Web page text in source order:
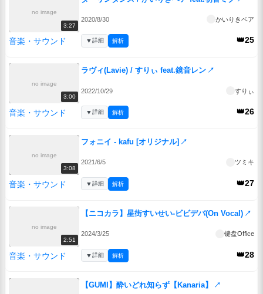
no image
3:27
2020/8/30 かいりきベア
音楽・サウンド 👑25
▼詳細 解析
no image
3:00
ラヴィ(Lavie) / すりぃ feat.鏡音レン ↗
2022/10/29 すりぃ
音楽・サウンド 👑26
▼詳細 解析
no image
3:08
フォニイ - kafu [オリジナル] ↗
2021/6/5 ツミキ
音楽・サウンド 👑27
▼詳細 解析
no image
2:51
【ニコカラ】星街すいせい-ビビデバ(On Vocal) ↗
2024/3/25 键盘Office
音楽・サウンド 👑28
▼詳細 解析
【GUMI】酔いどれ知らず【Kanaria】 ↗